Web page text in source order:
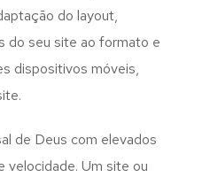
do layout,
do seu site ao formato e
dispositivos móveis,
de Deus com elevados
velocidade. Um site ou